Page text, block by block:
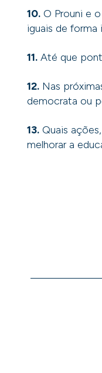
10. O Prouni e
iguais de forma
11. Até que
12. Nas
democrata ou
13. Quais
melhorar a